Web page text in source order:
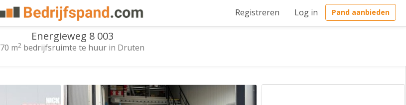
Registreren Log in Pand aanbieden
Energieweg 8 003
70 m2 bedrijfsruimte te huur in Druten